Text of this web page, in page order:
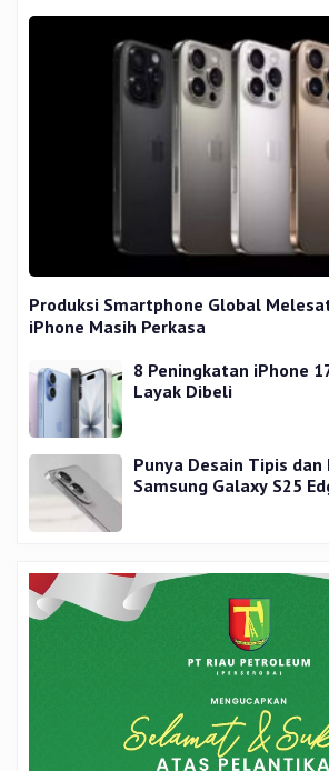
Produksi Smartphone Global
iPhone Masih Perkasa
8 Peningkatan iPhone
Layak Dibeli
Punya Desain Tipis dan
Samsung Galaxy S25